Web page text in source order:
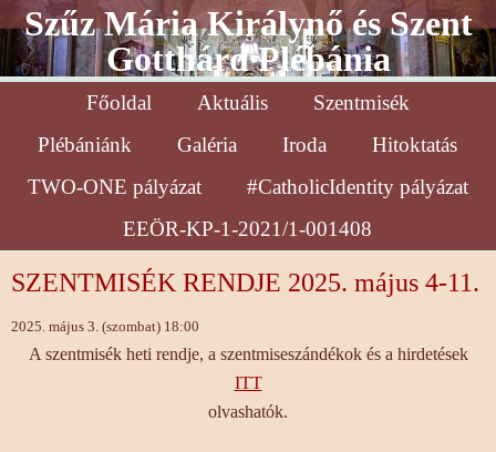
Szűz Mária Királynő és Szent
Gotthárd Plébánia
Főoldal Aktuális
Szentmisék
Plébániánk
Galéria Iroda
Hitoktatás
TWO-ONE pályázat
#CatholicIdentity pályázat
EEÖR-KP-1-2021/1-001408
SZENTMISÉK RENDJE 2025. május 4-11.
2025. május 3. (szombat) 18:00
A szentmisék heti rendje, a szentmiseszándékok és a hirdetések
ITT
olvashatók.